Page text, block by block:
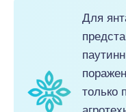
Для
только